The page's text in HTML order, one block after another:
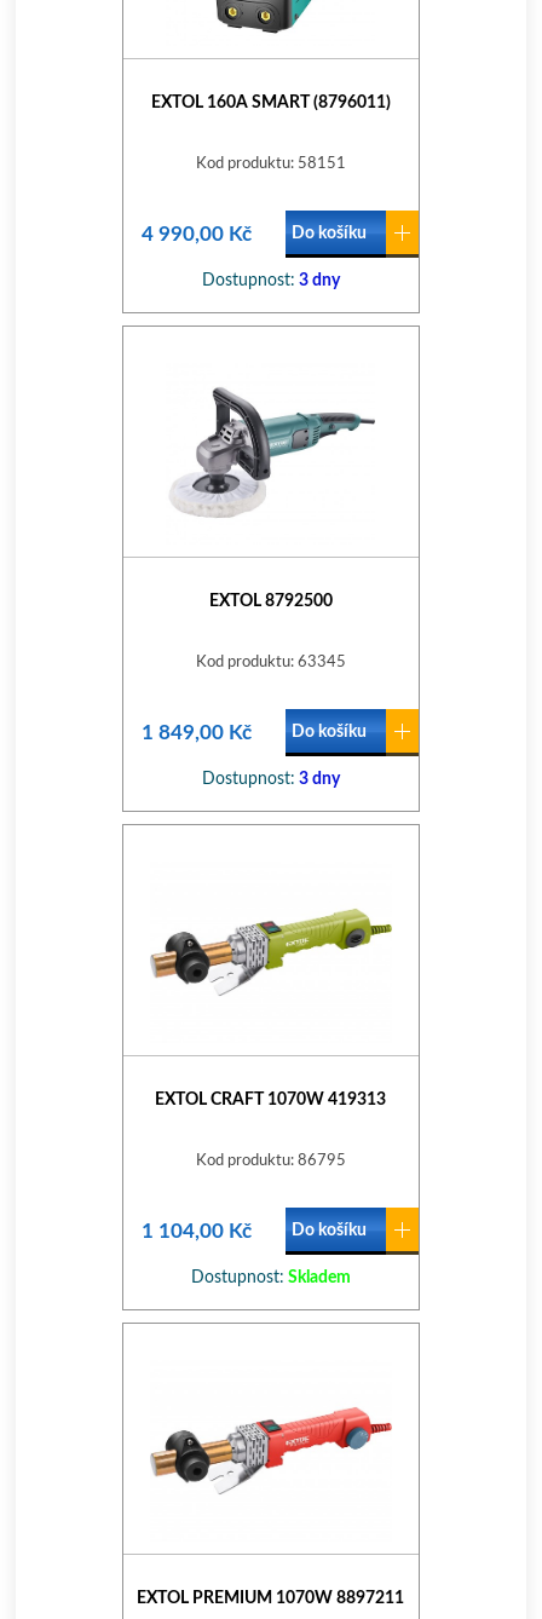
EXTOL 160A SMART (8796011)
Kod produktu: 58151
4 990,00 Kč Do košíku
Dostupnost: 3 dny
EXTOL 8792500
Kod produktu: 63345
1 849,00 Kč Do košíku
Dostupnost: 3 dny
EXTOL CRAFT 1070W 419313
Kod produktu: 86795
1 104,00 Kč Do košíku
Dostupnost: Skladem
EXTOL PREMIUM 1070W 8897211